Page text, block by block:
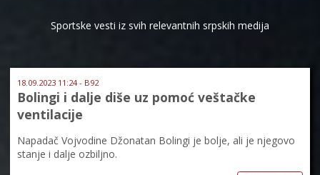
Sportske vesti iz svih relevantnih srpskih medija
18.09.2023 11:24 - B92
Bolingi i dalje diše uz pomoć veštačke
ventilacije
Napadač Vojvodine Džonatan Bolingi je bolje, ali je njegovo
stanje i dalje ozbiljno.